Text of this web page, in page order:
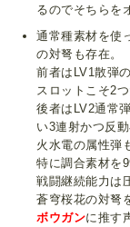
るのでそちらを
通常種素材を使
の対弩も存在。
前者はLV1散弾
スロットこそ2
後者はLV2通常
い3連射かつ反
火水電の属性弾
特に調合素材を
戦闘継続能力は
蒼穹桜花の対弩
ボウガンに推す